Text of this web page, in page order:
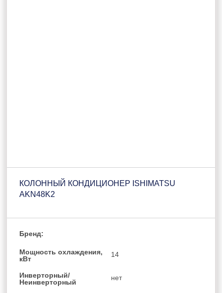
КОЛОННЫЙ КОНДИЦИОНЕР ISHIMATSU
AKN48K2
Бренд:
Мощность охлаждения,
кВт
14
Инверторный/
Неинверторный
нет